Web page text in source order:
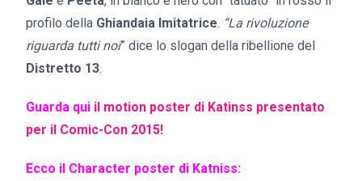
profilo della Ghiandaia Imitatrice. “La rivoluzione
riguarda tutti noi” dice lo slogan della ribellione del
Distretto 13.
Guarda qui il motion poster di Katinss presentato
per il Comic-Con 2015!
Ecco il Character poster di Katniss: